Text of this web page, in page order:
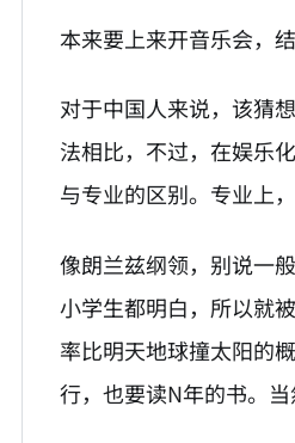
本来要上来开音乐会，
对于中国人来说，该猜
法相比，不过，在娱乐
与专业的区别。专业上
像朗兰兹纲领，别说一
小学生都明白，所以就
率比明天地球撞太阳的
行，也要读N年的书。